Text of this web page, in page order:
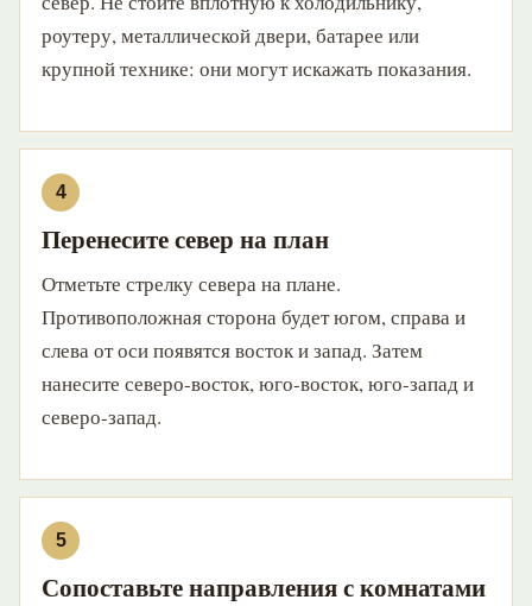
роутеру, металлической двери, батарее или
крупной технике: они могут искажать показания.
Перенесите север на план
Отметьте стрелку севера на плане.
Противоположная сторона будет югом, справа и
слева от оси появятся восток и запад. Затем
нанесите северо-восток, юго-восток, юго-запад и
северо-запад.
Сопоставьте направления с комнатами